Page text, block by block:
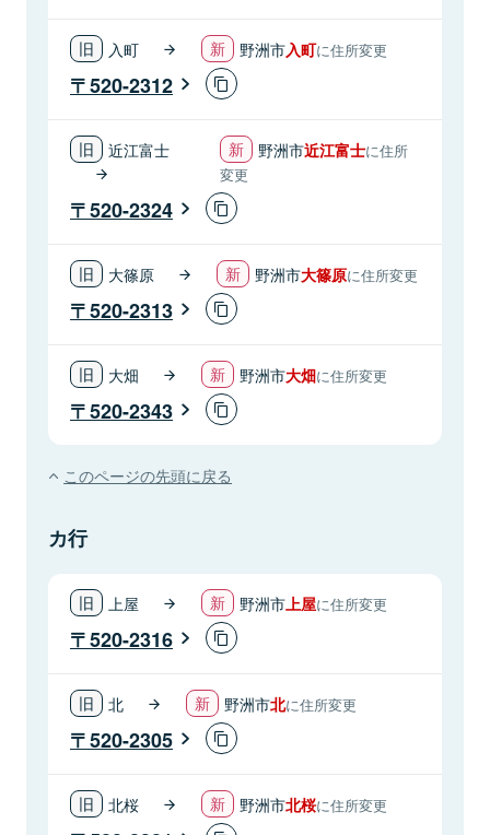
入町 野洲市入町に住所変更
520-2312
近江富士 野洲市近江富士に住所
変更
520-2324
大篠原 野洲市大篠原に住所変更
520-2313
大畑 野洲市大畑に住所変更
520-2343
このページの先頭に戻る
カ行
上屋 野洲市上屋に住所変更
520-2316
北 野洲市北に住所変更
520-2305
北桜 野洲市北桜に住所変更